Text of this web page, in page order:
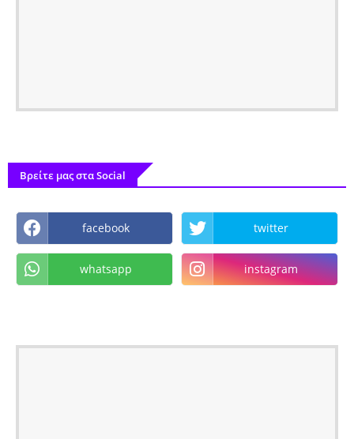
Βρείτε μας στα Social
facebook twitter
whatsapp instagram